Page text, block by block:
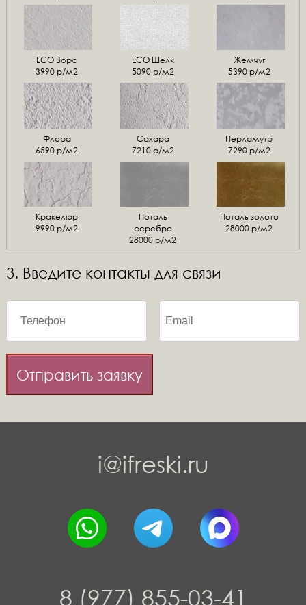
ЕСО Ворс
3990 р/м2
ЕСО Шелк
5090 р/м2
Жемчуг
5390 р/м2
Флора
6590 р/м2
Сахара
7210 р/м2
Перламутр
7290 р/м2
Кракелюр
9990 р/м2
Поталь
серебро
28000 р/м2
Поталь золото
28000 р/м2
3. Введите контакты для связи
Отправить заявку
i@ifreski.ru
8 (977) 855-03-41